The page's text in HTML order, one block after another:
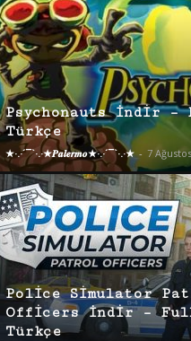
Psychonauts İndir –
Türkçe
★·.·´¯`·.·★𝑷𝒂𝒍𝒆𝒓𝒎𝒐★·.·´¯`·.·★ - 7
Police Simulator
Officers İndir –
Türkçe